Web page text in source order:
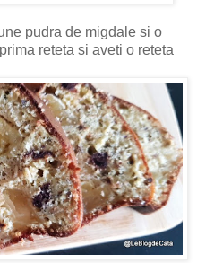
pudra de migdale si o
reteta si aveti o reteta